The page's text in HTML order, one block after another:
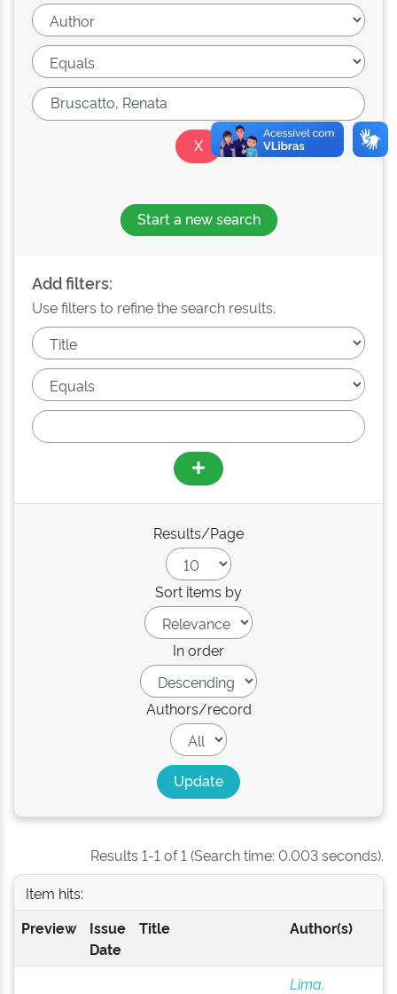
Start a new search
Add filters:
Use filters to refine the search results.
Results/Page
Sort items by
In order
Authors/record
Results 1-1 of 1 (Search time: 0.003 seconds).
Item hits:
Preview
Issue
Date
Title Author(s)
Lima,